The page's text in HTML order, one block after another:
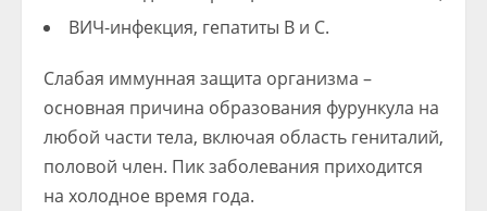
ВИЧ-инфекция, гепатиты B и C.
Слабая иммунная защита организма –
основная причина образования фурункула на
любой части тела, включая область гениталий,
половой член. Пик заболевания приходится
на холодное время года.